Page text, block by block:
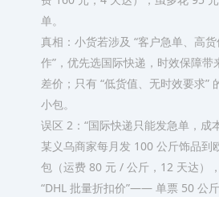
单。​
真相：小货若涉及 “客户急单、高
作”，优先选国际快递，时效保障带
差价；只有 “低货值、无时效要求”
小包。​
误区 2：“国际快递只能发急单，成
某义乌商家每月发 100 公斤饰品到
包（运费 80 元 / 公斤，12 天达）
“DHL 批量折扣价”—— 单票 50 公